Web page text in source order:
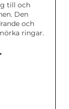
till och
Den
och
ringar.